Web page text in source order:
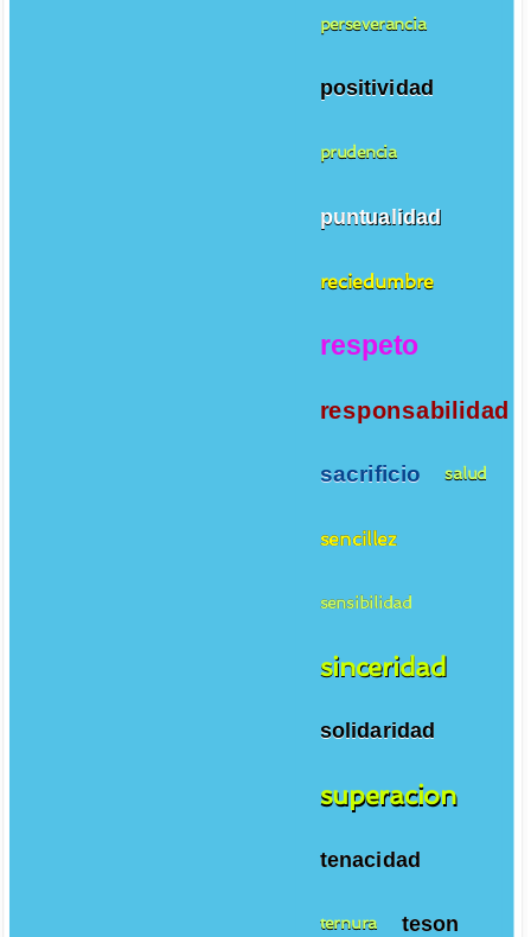
perseverancia
positividad
prudencia
puntualidad
reciedumbre
respeto
responsabilidad
sacrificio salud
sencillez
sensibilidad
sinceridad
solidaridad
superacion
tenacidad
ternura teson